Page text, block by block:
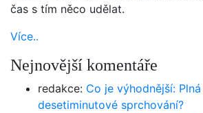
čas s tím něco udělat.
Více..
Nejnovější komentáře
redakce: Co je výhodnější:
desetiminutové sprchování?